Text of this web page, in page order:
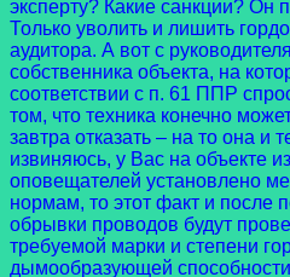
эксперту? Какие санкции? Он
Только уволить и лишить
аудитора. А вот с
собственника объекта, на
соответствии с п. 61 ППР
том, что техника конечно
завтра отказать – на то она и
извиняюсь, у Вас на объекте
оповещателей установлено
нормам, то этот факт и после
обрывки проводов будут
требуемой марки и степени
дымообразующей